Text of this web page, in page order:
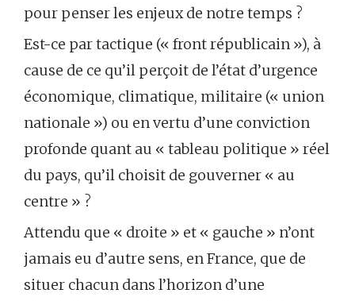
pour penser les enjeux de notre temps ?
Est-ce par tactique (« front républicain »), à
cause de ce qu’il perçoit de l’état d’urgence
économique, climatique, militaire (« union
nationale ») ou en vertu d’une conviction
profonde quant au « tableau politique » réel
du pays, qu’il choisit de gouverner « au
centre » ?
Attendu que « droite » et « gauche » n’ont
jamais eu d’autre sens, en France, que de
situer chacun dans l’horizon d’une